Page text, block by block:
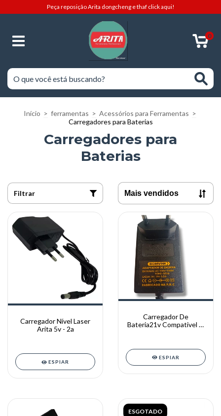
Peça reposição Arita dongcheng e thaf click aqui!
0
Início > ferramentas > Acessórios para Ferramentas >
Carregadores para Baterias
Carregadores para
Baterias
Filtrar
Carregador Nível Laser
Arita 5v - 2a
ESPIAR
Carregador De
Bateria21v Compativel c/
ESPIAR
ESGOTADO